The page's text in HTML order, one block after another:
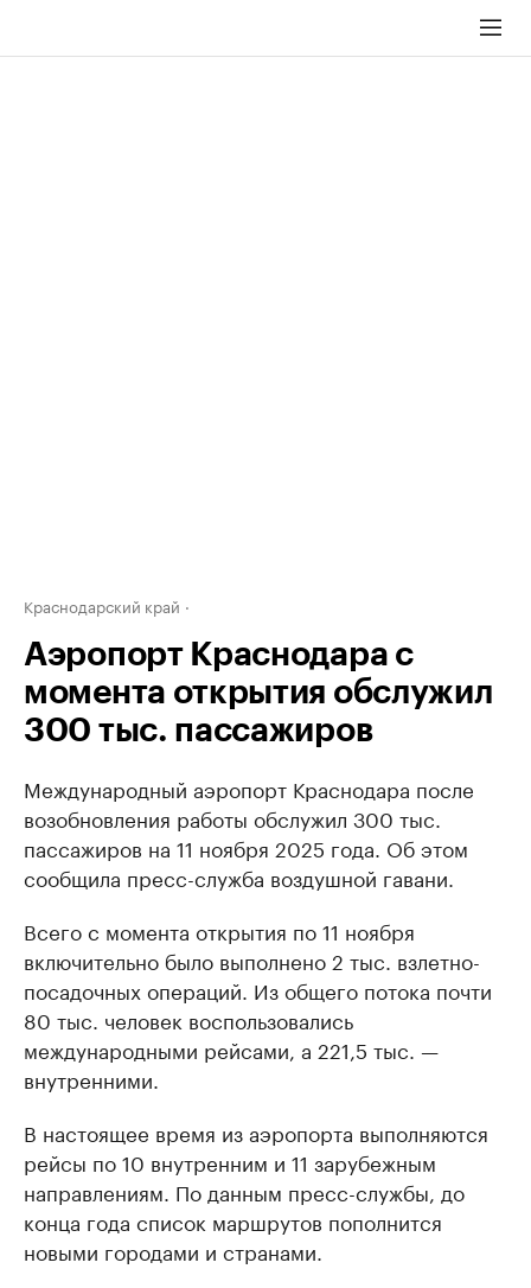
Краснодарский край
Аэропорт Краснодара с
момента открытия обслужил
300 тыс. пассажиров
Международный аэропорт Краснодара после
возобновления работы обслужил 300 тыс.
пассажиров на 11 ноября 2025 года. Об этом
сообщила пресс-служба воздушной гавани.
Всего с момента открытия по 11 ноября
включительно было выполнено 2 тыс. взлетно-
посадочных операций. Из общего потока почти
80 тыс. человек воспользовались
международными рейсами, а 221,5 тыс. —
внутренними.
В настоящее время из аэропорта выполняются
рейсы по 10 внутренним и 11 зарубежным
направлениям. По данным пресс-службы, до
конца года список маршрутов пополнится
новыми городами и странами.